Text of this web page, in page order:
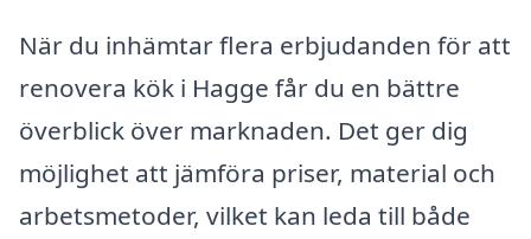
När du inhämtar flera erbjudanden för att
renovera kök i Hagge får du en bättre
överblick över marknaden. Det ger dig
möjlighet att jämföra priser, material och
arbetsmetoder, vilket kan leda till både